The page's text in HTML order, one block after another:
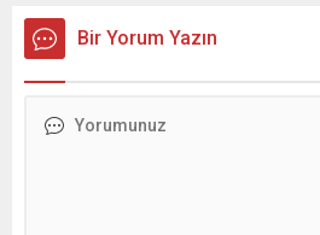
Bir Yorum Yazın